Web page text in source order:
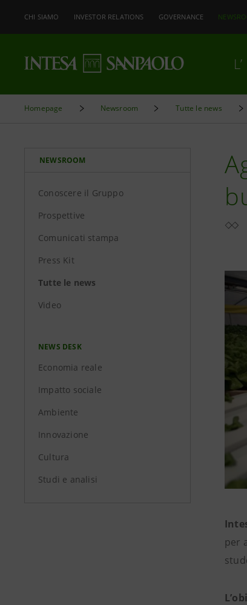
CHI SIAMO INVESTOR RELATIONS GOVERNANCE
Homepage Newsroom Tutte le news
NEWSROOM
Conoscere il Gruppo
Prospettive
Comunicati stampa
Press Kit
Tutte le news
Video
NEWS DESK
Economia reale
Impatto sociale
Ambiente
Innovazione
Cultura
Studi e analisi
per